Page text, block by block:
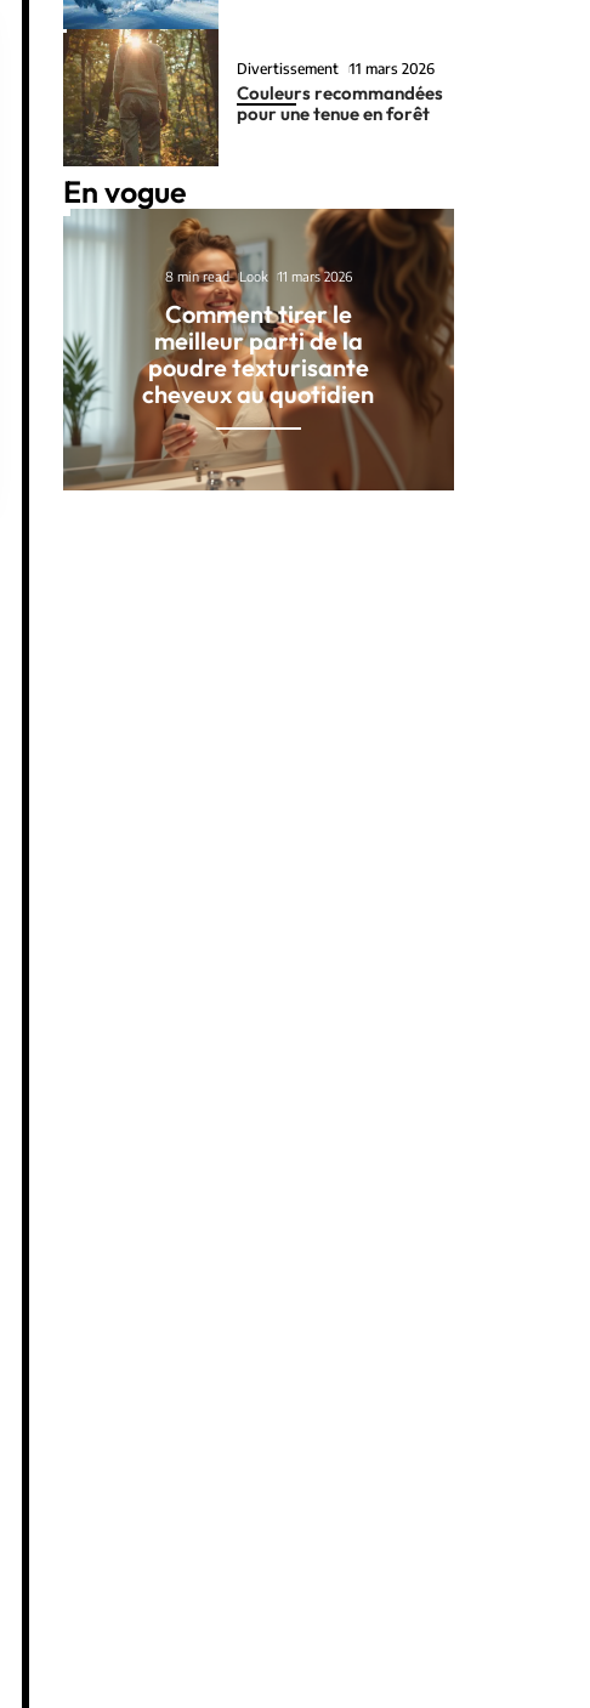
Divertissement 11 mars 2026
Couleurs recommandées
pour une tenue en forêt
En vogue
8 min read Look 11 mars 2026
Comment tirer le
meilleur parti de la
poudre texturisante
cheveux au quotidien